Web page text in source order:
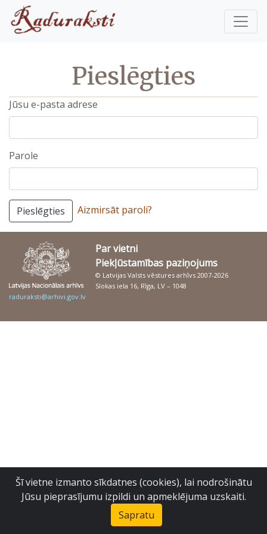
Pieslēgties
Jūsu e-pasta adrese
Parole
Pieslēgties Aizmirsāt paroli?
Par vietni
Piekļūstamības paziņojums
© Latvijas Valsts vēstures arhīvs 2007-2026
Slokas iela 16, Rīga, LV – 1048
raduraksti@arhivi.gov.lv
Šī vietne izmanto sīkdatnes (cookies), lai nodrošinātu
Jūsu pieprasījumu izpildi un apmeklējuma uzskaiti.
Sapratu